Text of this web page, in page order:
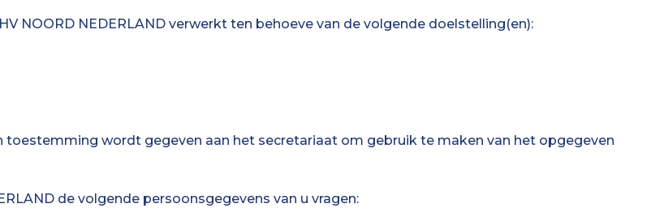
NOORD NEDERLAND verwerkt ten behoeve van de volgende doelstelling(en):
toestemming wordt gegeven aan het secretariaat om gebruik te maken van het opgegeven
de volgende persoonsgegevens van u vragen: